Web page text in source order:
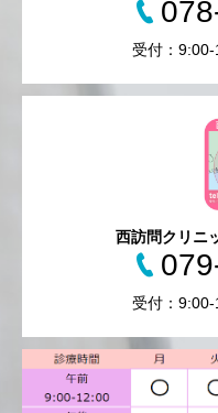
受付：9:00-
西訪問クリニ
受付：9:00-